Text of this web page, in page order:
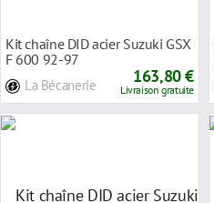
Kit chaîne DID acier Suzuki GSX
F 600 92-97
La Bécanerie 163,80 €
Livraison gratuite